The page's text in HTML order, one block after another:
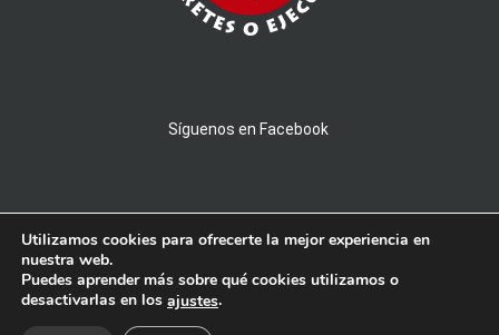
Síguenos en Facebook
© 2026 AMPROBAND - Todos los derechos reservados - Powered by
Utilizamos cookies para ofrecerte la mejor experiencia en
nuestra web.
Puedes aprender más sobre qué cookies utilizamos o
desactivarlas en los ajustes.